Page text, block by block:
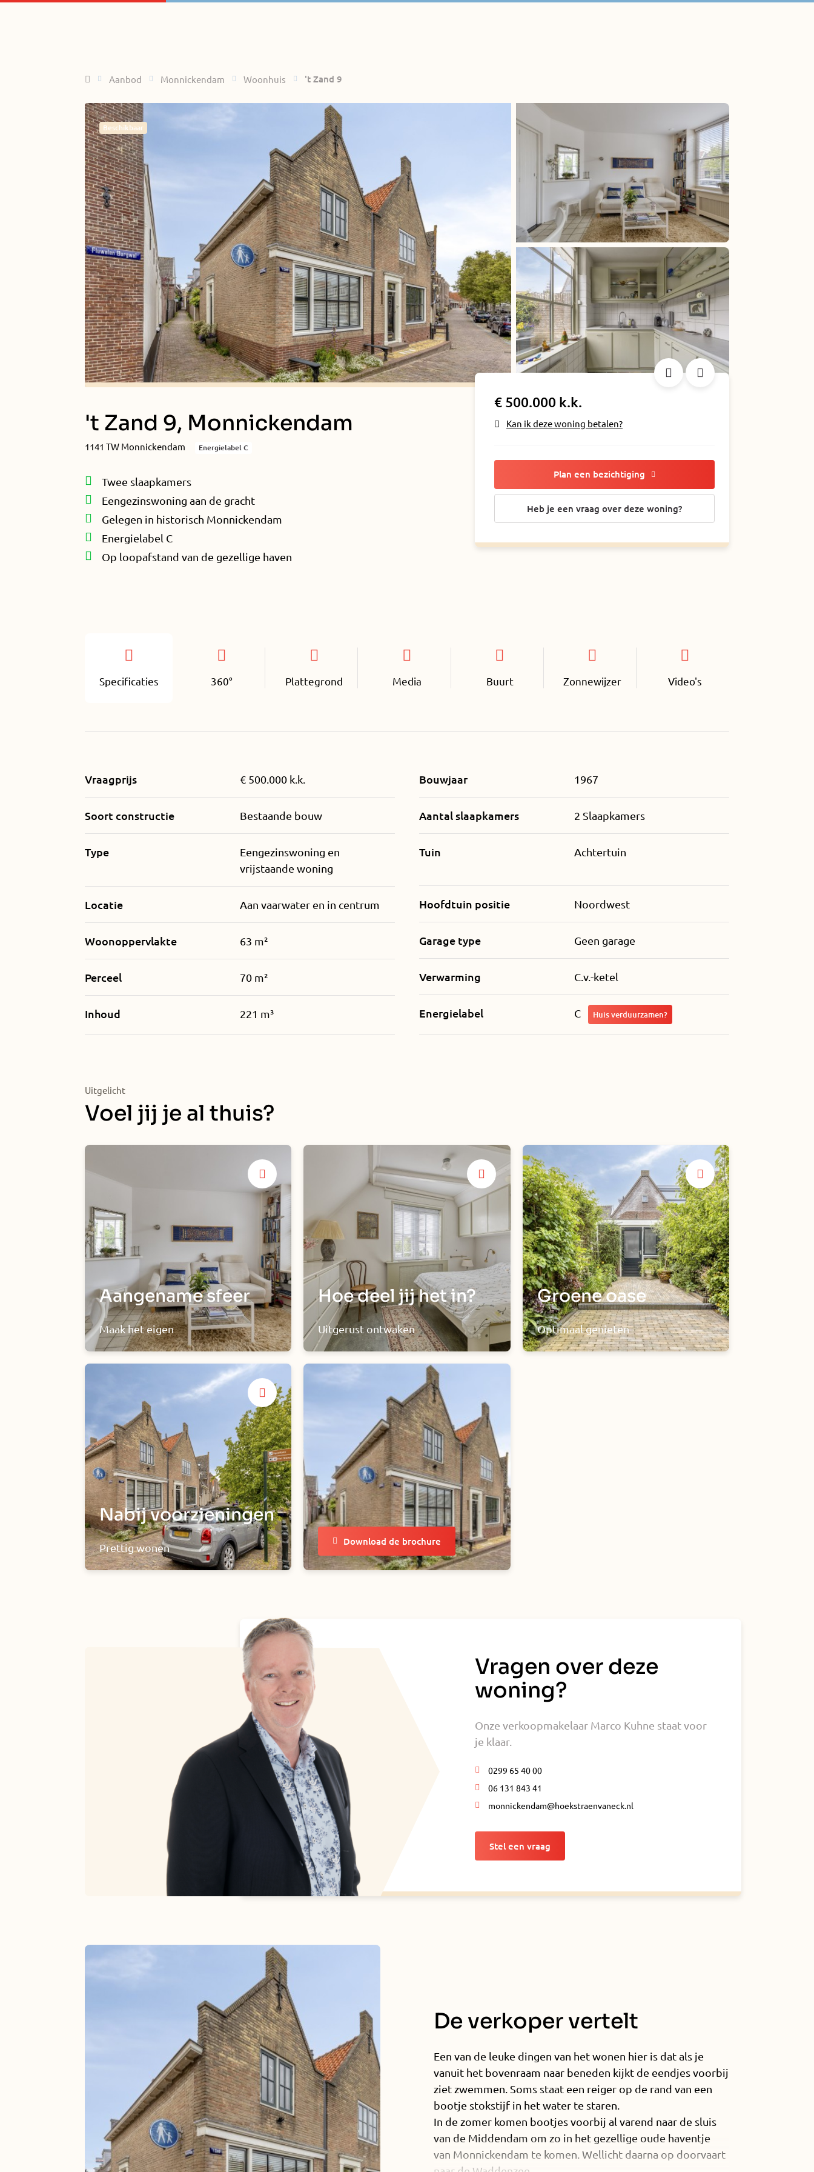
HomeAanbod Monnickendam Woonhuis 't Zand 9
Beschikbaar
't Zand 9, Monnickendam
1141 TW Monnickendam Energielabel C
Twee slaapkamers
Eengezinswoning aan de gracht
Gelegen in historisch Monnickendam
Energielabel C
Op loopafstand van de gezellige haven
€ 500.000 k.k.
Kan ik deze woning betalen?
Plan een bezichtiging
Heb je een vraag over deze woning?
Specificaties 360° Plattegrond Media Buurt Zonnewijzer Video's
Vraagprijs € 500.000 k.k.
Soort constructie Bestaande bouw
Type
Eengezinswoning en
vrijstaande woning
Locatie Aan vaarwater en in centrum
Woonoppervlakte 63 m²
Perceel 70 m²
Inhoud 221 m³
Bouwjaar 1967
Aantal slaapkamers 2 Slaapkamers
Tuin Achtertuin
Hoofdtuin positie Noordwest
Garage type Geen garage
Verwarming C.v.-ketel
Energielabel C Huis verduurzamen?
Uitgelicht
Voel jij je al thuis?
Aangename sfeer
Maak het eigen
Hoe deel jij het in?
Uitgerust ontwaken
Groene oase
Optimaal genieten
Nabij voorzieningen
Prettig wonen
Download de brochure
Vragen over deze
woning?
Onze verkoopmakelaar Marco Kuhne staat voor
je klaar.
0299 65 40 00
06 131 843 41
monnickendam@hoekstraenvaneck.nl
Stel een vraag
De verkoper vertelt
Een van de leuke dingen van het wonen hier is dat als je
vanuit het bovenraam naar beneden kijkt de eendjes voorbij
ziet zwemmen. Soms staat een reiger op de rand van een
bootje stokstijf in het water te staren.
In de zomer komen bootjes voorbij al varend naar de sluis
van de Middendam om zo in het gezellige oude haventje
van Monnickendam te komen. Wellicht daarna op doorvaart